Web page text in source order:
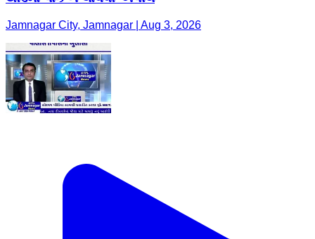
Jamnagar City, Jamnagar | Aug 3, 2026